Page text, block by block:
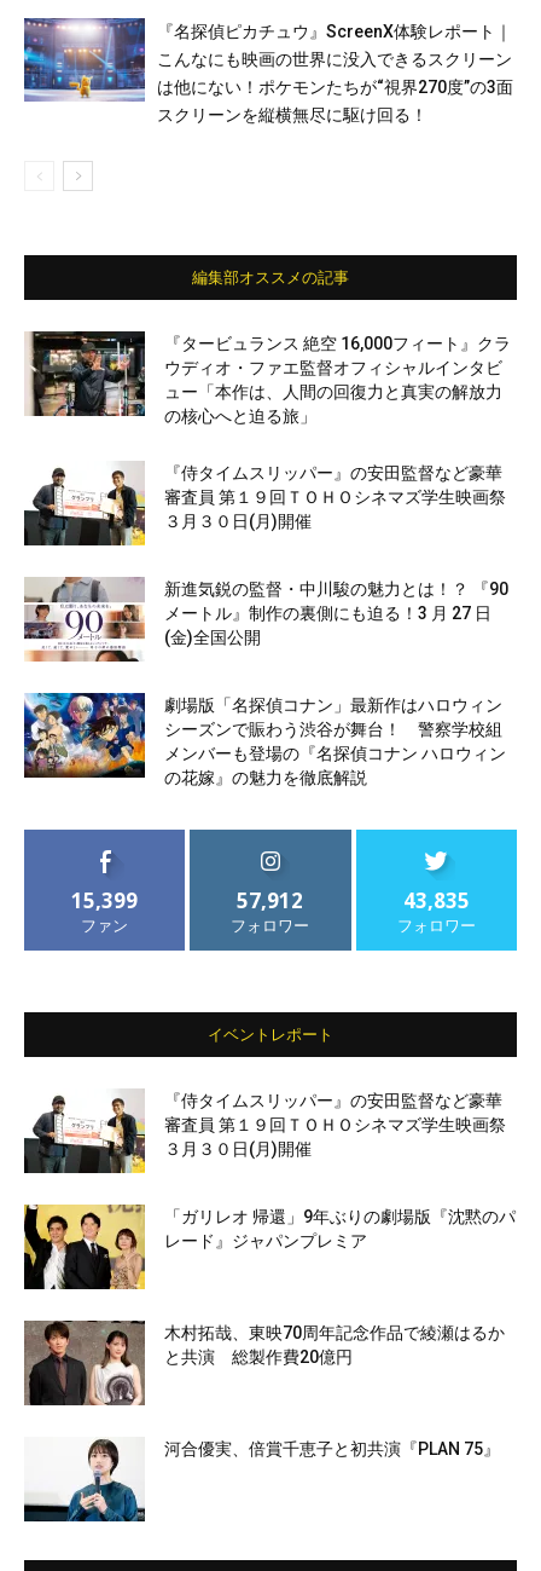
『名探偵ピカチュウ』ScreenX体験レポート｜
こんなにも映画の世界に没入できるスクリーン
は他にない！ポケモンたちが“視界270度”の3面
スクリーンを縦横無尽に駆け回る！
編集部オススメの記事
『タービュランス 絶空 16,000フィート』クラ
ウディオ・ファエ監督オフィシャルインタビ
ュー「本作は、人間の回復力と真実の解放力
の核心へと迫る旅」
『侍タイムスリッパー』の安田監督など豪華
審査員 第１９回ＴＯＨＯシネマズ学生映画祭
３月３０日(月)開催
新進気鋭の監督・中川駿の魅力とは！？ 『90
メートル』制作の裏側にも迫る！3 月 27 日
(金)全国公開
劇場版「名探偵コナン」最新作はハロウィン
シーズンで賑わう渋谷が舞台！ 警察学校組
メンバーも登場の『名探偵コナン ハロウィン
の花嫁』の魅力を徹底解説
15,399
ファン
57,912
フォロワー
43,835
フォロワー
イベントレポート
『侍タイムスリッパー』の安田監督など豪華
審査員 第１９回ＴＯＨＯシネマズ学生映画祭
３月３０日(月)開催
「ガリレオ 帰還」9年ぶりの劇場版『沈黙のパ
レード』ジャパンプレミア
木村拓哉、東映70周年記念作品で綾瀬はるか
と共演 総製作費20億円
河合優実、倍賞千恵子と初共演『PLAN 75』